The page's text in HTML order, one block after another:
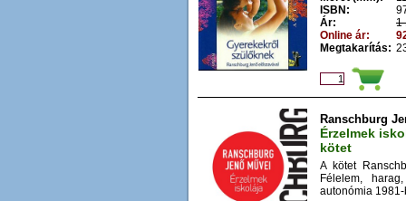
ISBN:
Ár:
1
Online ár:
Megtakarítás:
Ranschburg
Érzelmek
kötet
A kötet
Félelem,
autonómia